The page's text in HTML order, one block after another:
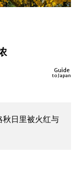
Guide
to Japan
秋日里被火红与